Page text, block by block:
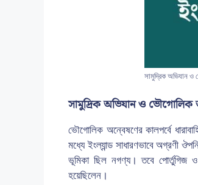
সামুদ্রিক অভিযান ও
সামুদ্রিক অভিযান ও ভৌগোলিক
ভৌগোলিক অন্বেষণের কালপর্বে
মধ্যে ইংল্যান্ড সাধারণভাবে অগ্রণী
ভূমিকা ছিল নগণ্য। তবে পোর্তুগিজ
হয়েছিলেন।